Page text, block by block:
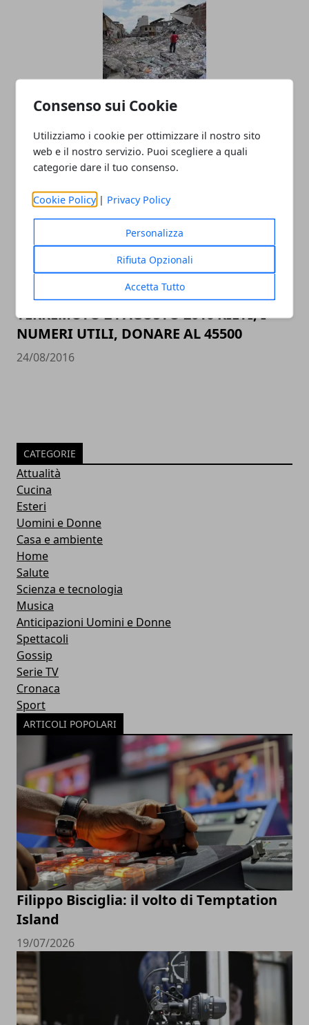
Consenso sui Cookie
Utilizziamo i cookie per ottimizzare il nostro sito
web e il nostro servizio. Puoi scegliere a quali
categorie dare il tuo consenso.
Cookie Policy | Privacy Policy
Personalizza
Rifiuta Opzionali
Accetta Tutto
Terremoto?
25/08/2016
TERREMOTO 24 AGOSTO 2016 RIETI, I
NUMERI UTILI, DONARE AL 45500
24/08/2016
CATEGORIE
Attualità
Cucina
Esteri
Uomini e Donne
Casa e ambiente
Home
Salute
Scienza e tecnologia
Musica
Anticipazioni Uomini e Donne
Spettacoli
Gossip
Serie TV
Cronaca
Sport
ARTICOLI POPOLARI
Filippo Bisciglia: il volto di Temptation
Island
19/07/2026